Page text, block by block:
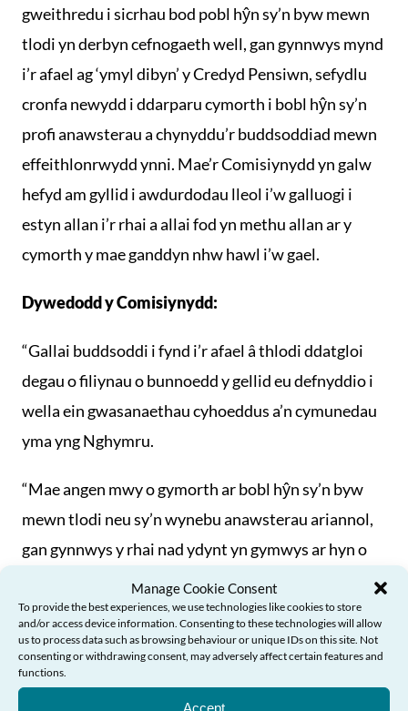
Manage Cookie Consent
To provide the best experiences, we use technologies like cookies to store
and/or access device information. Consenting to these technologies will allow
us to process data such as browsing behaviour or unique IDs on this site. Not
consenting or withdrawing consent, may adversely affect certain features and
functions.
Accept
gweithredu i sicrhau bod pobl hŷn sy’n byw mewn
tlodi yn derbyn cefnogaeth well, gan gynnwys mynd
i’r afael ag ‘ymyl dibyn’ y Credyd Pensiwn, sefydlu
cronfa newydd i ddarparu cymorth i bobl hŷn sy’n
profi anawsterau a chynyddu’r buddsoddiad mewn
effeithlonrwydd ynni. Mae’r Comisiynydd yn galw
hefyd am gyllid i awdurdodau lleol i’w galluogi i
estyn allan i’r rhai a allai fod yn methu allan ar y
cymorth y mae ganddyn nhw hawl i’w gael.
Dywedodd y Comisiynydd:
“Gallai buddsoddi i fynd i’r afael â thlodi ddatgloi
degau o filiynau o bunnoedd y gellid eu defnyddio i
wella ein gwasanaethau cyhoeddus a’n cymunedau
yma yng Nghymru.
“Mae angen mwy o gymorth ar bobl hŷn sy’n byw
mewn tlodi neu sy’n wynebu anawsterau ariannol,
gan gynnwys y rhai nad ydynt yn gymwys ar hyn o
bryd i dderbyn mathau eraill o gymorth.
“Yn y tymor hwy, mae angen i ni gael trafodaeth
genedlaethol ar yr hyn sy’n cynrychioli incwm
digonol a fyddai’n ein galluogi i fyw a heneiddio’n